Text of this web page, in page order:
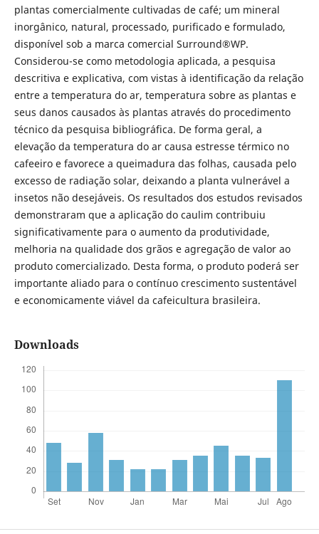
plantas comercialmente cultivadas de café; um mineral
inorgânico, natural, processado, purificado e formulado,
disponível sob a marca comercial Surround®WP.
Considerou-se como metodologia aplicada, a pesquisa
descritiva e explicativa, com vistas à identificação da relação
entre a temperatura do ar, temperatura sobre as plantas e
seus danos causados às plantas através do procedimento
técnico da pesquisa bibliográfica. De forma geral, a
elevação da temperatura do ar causa estresse térmico no
cafeeiro e favorece a queimadura das folhas, causada pelo
excesso de radiação solar, deixando a planta vulnerável a
insetos não desejáveis. Os resultados dos estudos revisados
demonstraram que a aplicação do caulim contribuiu
significativamente para o aumento da produtividade,
melhoria na qualidade dos grãos e agregação de valor ao
produto comercializado. Desta forma, o produto poderá ser
importante aliado para o contínuo crescimento sustentável
e economicamente viável da cafeicultura brasileira.
Downloads